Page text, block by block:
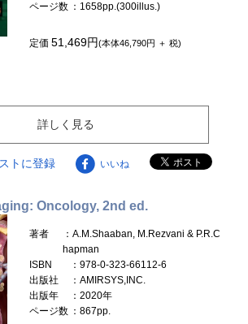
ページ数 ：1658pp.(300illus.)
定価51,469円(本体46,790円 ＋ 税)
詳しく見る
トに登録 いいね
Oncology, 2nd ed.
著者
：A.M.Shaaban, M.Rezvani & P.R.C
hapman
ISBN
：978-0-323-66112-6
出版社
：AMIRSYS,INC.
出版年
：2020年
ページ数 ：867pp.